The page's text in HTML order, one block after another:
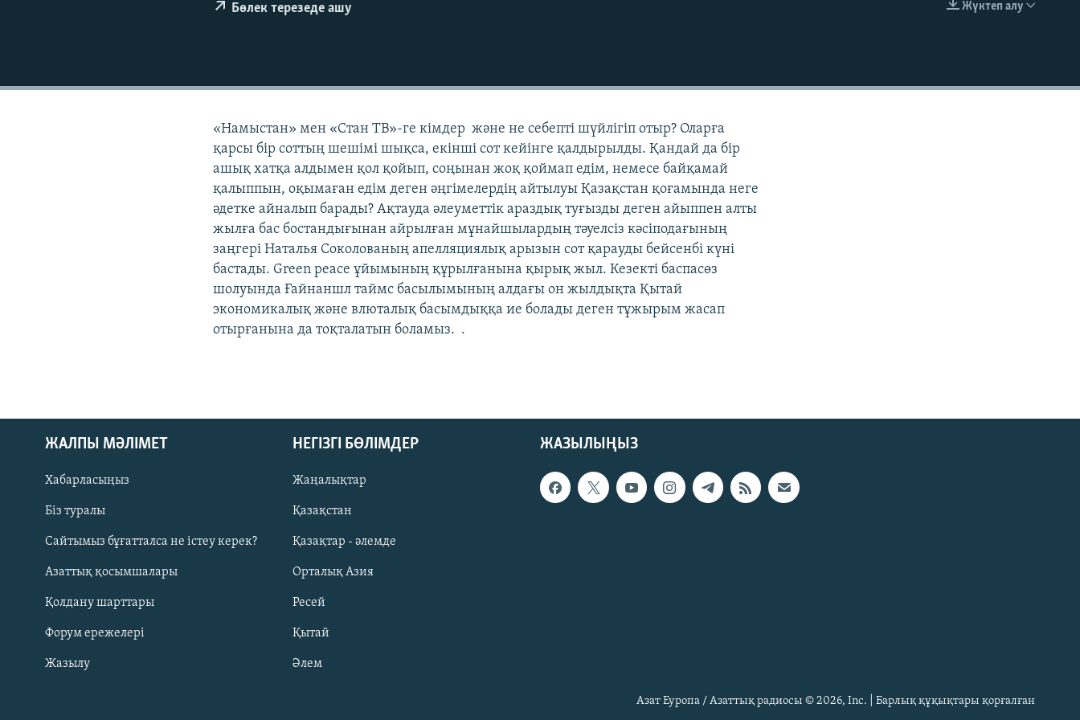
Русский
ЖАЗЫЛЫҢЫЗ
EMBED
Жүктеп алу
Бөлек терезеде ашу
«Намыстан» мен «Стан ТВ»-ге кімдер және не себепті шүйлігіп отыр? Оларға
қарсы бір соттың шешімі шықса, екінші сот кейінге қалдырылды. Қандай да бір
ашық хатқа алдымен қол қойып, соңынан жоқ қоймап едім, немесе байқамай
қалыппын, оқымаған едім деген әңгімелердің айтылуы Қазақстан қоғамында неге
әдетке айналып барады? Ақтауда әлеуметтік араздық туғызды деген айыппен алты
жылға бас бостандығынан айрылған мұнайшылардың тәуелсіз кәсіподағының
заңгері Наталья Соколованың апелляциялық арызын сот қарауды бейсенбі күні
бастады. Green peace ұйымының құрылғанына қырық жыл. Кезекті баспасөз
шолуында Ғайнаншл таймс басылымының алдағы он жылдықта Қытай
экономикалық және влюталық басымдыққа ие болады деген тұжырым жасап
отырғанына да тоқталатын боламыз. .
ЖАЗЫЛЫҢЫЗ
ЖАЛПЫ МӘЛІМЕТ
Хабарласыңыз
Біз туралы
Сайтымыз бұғатталса не істеу керек?
Азаттық қосымшалары
Қолдану шарттары
Форум ережелері
Жазылу
НЕГІЗГІ БӨЛІМДЕР
Жаңалықтар
Қазақстан
Қазақтар - әлемде
Орталық Азия
Ресей
Қытай
Әлем
Азат Еуропа / Азаттық радиосы © 2026, Inc. | Барлық құқықтары қорғалған